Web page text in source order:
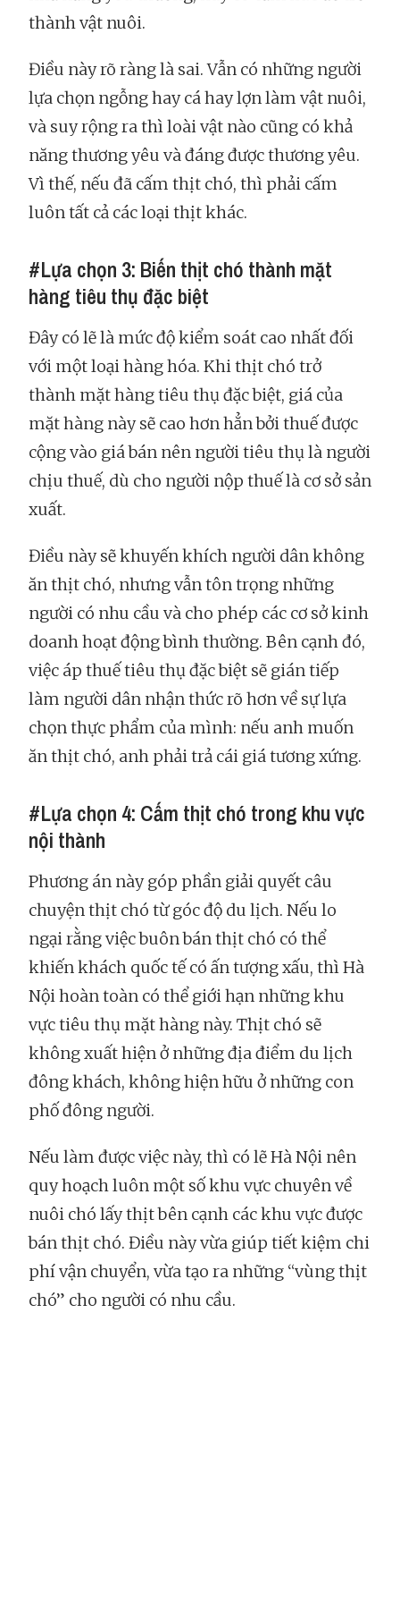
thành vật nuôi.
Điều này rõ ràng là sai. Vẫn có những người
lựa chọn ngỗng hay cá hay lợn làm vật nuôi,
và suy rộng ra thì loài vật nào cũng có khả
năng thương yêu và đáng được thương yêu.
Vì thế, nếu đã cấm thịt chó, thì phải cấm
luôn tất cả các loại thịt khác.
#Lựa chọn 3: Biến thịt chó thành mặt
hàng tiêu thụ đặc biệt
Đây có lẽ là mức độ kiểm soát cao nhất đối
với một loại hàng hóa. Khi thịt chó trở
thành mặt hàng tiêu thụ đặc biệt, giá của
mặt hàng này sẽ cao hơn hẳn bởi thuế được
cộng vào giá bán nên người tiêu thụ là người
chịu thuế, dù cho người nộp thuế là cơ sở sản
xuất.
Điều này sẽ khuyến khích người dân không
ăn thịt chó, nhưng vẫn tôn trọng những
người có nhu cầu và cho phép các cơ sở kinh
doanh hoạt động bình thường. Bên cạnh đó,
việc áp thuế tiêu thụ đặc biệt sẽ gián tiếp
làm người dân nhận thức rõ hơn về sự lựa
chọn thực phẩm của mình: nếu anh muốn
ăn thịt chó, anh phải trả cái giá tương xứng.
#Lựa chọn 4: Cấm thịt chó trong khu vực
nội thành
Phương án này góp phần giải quyết câu
chuyện thịt chó từ góc độ du lịch. Nếu lo
ngại rằng việc buôn bán thịt chó có thể
khiến khách quốc tế có ấn tượng xấu, thì Hà
Nội hoàn toàn có thể giới hạn những khu
vực tiêu thụ mặt hàng này. Thịt chó sẽ
không xuất hiện ở những địa điểm du lịch
đông khách, không hiện hữu ở những con
phố đông người.
Nếu làm được việc này, thì có lẽ Hà Nội nên
quy hoạch luôn một số khu vực chuyên về
nuôi chó lấy thịt bên cạnh các khu vực được
bán thịt chó. Điều này vừa giúp tiết kiệm chi
phí vận chuyển, vừa tạo ra những “vùng thịt
chó” cho người có nhu cầu.